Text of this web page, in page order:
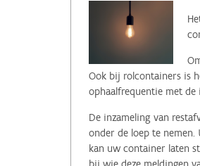
Ook bij rolcontainers is
ophaalfrequentie met de
De inzameling van
onder de loep te
kan uw container laten